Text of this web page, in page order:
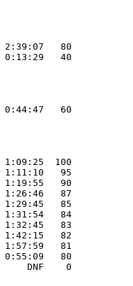
80
40
0:44:47   60
100
95
90
87
85
1:31:54   84
83
82
81
80
DNF    0